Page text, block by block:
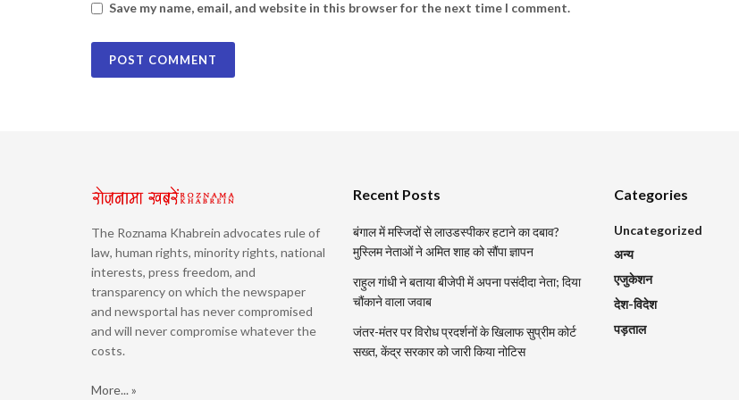
Save my name, email, and website in this browser for the next time I comment.
The Roznama Khabrein advocates rule of
law, human rights, minority rights, national
interests, press freedom, and
transparency on which the newspaper
and newsportal has never compromised
and will never compromise whatever the
costs.
More... »
Recent Posts
बंगाल में मस्जिदों से लाउडस्पीकर हटाने का दबाव?
मुस्लिम नेताओं ने अमित शाह को सौंपा ज्ञापन
राहुल गांधी ने बताया बीजेपी में अपना पसंदीदा नेता; दिया
चौंकाने वाला जवाब
जंतर-मंतर पर विरोध प्रदर्शनों के खिलाफ सुप्रीम कोर्ट
सख्त, केंद्र सरकार को जारी किया नोटिस
Categories
Uncategorized
अन्य
एजुकेशन
देश-विदेश
पड़ताल